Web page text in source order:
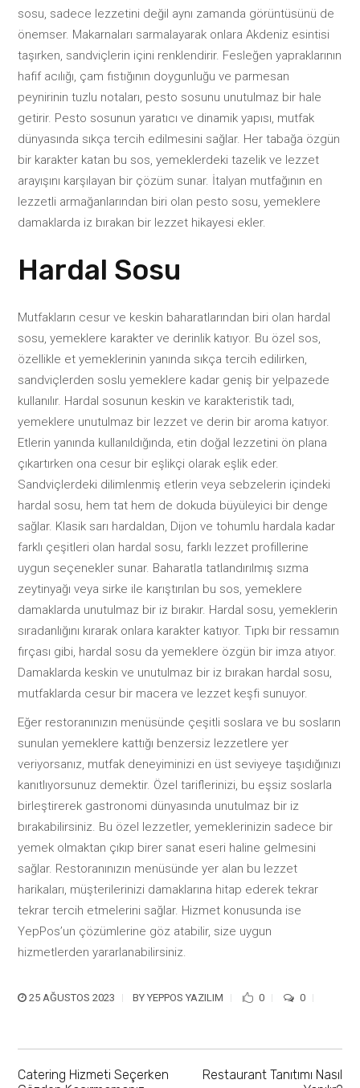
sosu, sadece lezzetini değil aynı zamanda görüntüsünü de
önemser. Makarnaları sarmalayarak onlara Akdeniz esintisi
taşırken, sandviçlerin içini renklendirir. Fesleğen yapraklarının
hafif acılığı, çam fıstığının doygunluğu ve parmesan
peynirinin tuzlu notaları, pesto sosunu unutulmaz bir hale
getirir. Pesto sosunun yaratıcı ve dinamik yapısı, mutfak
dünyasında sıkça tercih edilmesini sağlar. Her tabağa özgün
bir karakter katan bu sos, yemeklerdeki tazelik ve lezzet
arayışını karşılayan bir çözüm sunar. İtalyan mutfağının en
lezzetli armağanlarından biri olan pesto sosu, yemeklere
damaklarda iz bırakan bir lezzet hikayesi ekler.
Hardal Sosu
Mutfakların cesur ve keskin baharatlarından biri olan hardal
sosu, yemeklere karakter ve derinlik katıyor. Bu özel sos,
özellikle et yemeklerinin yanında sıkça tercih edilirken,
sandviçlerden soslu yemeklere kadar geniş bir yelpazede
kullanılır. Hardal sosunun keskin ve karakteristik tadı,
yemeklere unutulmaz bir lezzet ve derin bir aroma katıyor.
Etlerin yanında kullanıldığında, etin doğal lezzetini ön plana
çıkartırken ona cesur bir eşlikçi olarak eşlik eder.
Sandviçlerdeki dilimlenmiş etlerin veya sebzelerin içindeki
hardal sosu, hem tat hem de dokuda büyüleyici bir denge
sağlar. Klasik sarı hardaldan, Dijon ve tohumlu hardala kadar
farklı çeşitleri olan hardal sosu, farklı lezzet profillerine
uygun seçenekler sunar. Baharatla tatlandırılmış sızma
zeytinyağı veya sirke ile karıştırılan bu sos, yemeklere
damaklarda unutulmaz bir iz bırakır. Hardal sosu, yemeklerin
sıradanlığını kırarak onlara karakter katıyor. Tıpkı bir ressamın
fırçası gibi, hardal sosu da yemeklere özgün bir imza atıyor.
Damaklarda keskin ve unutulmaz bir iz bırakan hardal sosu,
mutfaklarda cesur bir macera ve lezzet keşfi sunuyor.
Eğer restoranınızın menüsünde çeşitli soslara ve bu sosların
sunulan yemeklere kattığı benzersiz lezzetlere yer
veriyorsanız, mutfak deneyiminizi en üst seviyeye taşıdığınızı
kanıtlıyorsunuz demektir. Özel tariflerinizi, bu eşsiz soslarla
birleştirerek gastronomi dünyasında unutulmaz bir iz
bırakabilirsiniz. Bu özel lezzetler, yemeklerinizin sadece bir
yemek olmaktan çıkıp birer sanat eseri haline gelmesini
sağlar. Restoranınızın menüsünde yer alan bu lezzet
harikaları, müşterilerinizi damaklarına hitap ederek tekrar
tekrar tercih etmelerini sağlar. Hizmet konusunda ise
YepPos’un çözümlerine göz atabilir, size uygun
hizmetlerden yararlanabilirsiniz.
25 AĞUSTOS 2023 BYYEPPOS YAZILIM 0 0
Catering Hizmeti Seçerken
Restaurant Tanıtımı Nasıl